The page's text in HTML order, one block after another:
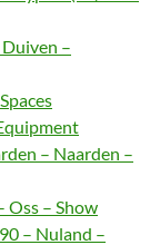
–
– Naarden –
Oss – Show
– Nuland –